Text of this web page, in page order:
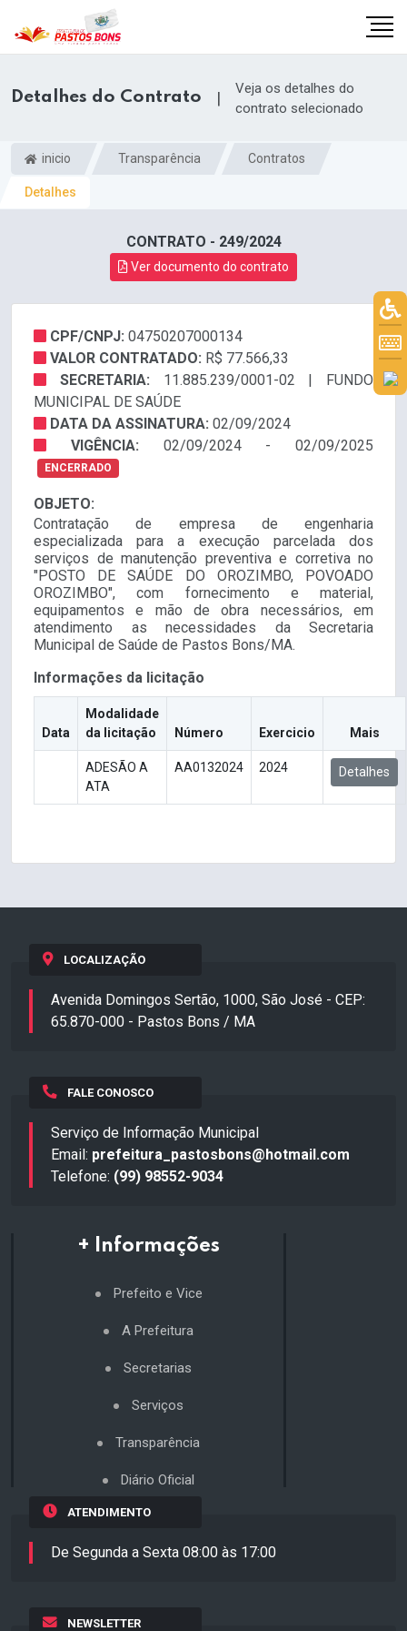
Detalhes do Contrato |
Veja os detalhes do
contrato selecionado
inicio Transparência Contratos
Detalhes
CONTRATO - 249/2024
Ver documento do contrato
CPF/CNPJ: 04750207000134
VALOR CONTRATADO: R$ 77.566,33
SECRETARIA: 11.885.239/0001-02 | FUNDO
MUNICIPAL DE SAÚDE
DATA DA ASSINATURA: 02/09/2024
VIGÊNCIA: 02/09/2024 - 02/09/2025
ENCERRADO
OBJETO:
Contratação de empresa de engenharia
especializada para a execução parcelada dos
serviços de manutenção preventiva e corretiva no
"POSTO DE SAÚDE DO OROZIMBO, POVOADO
OROZIMBO", com fornecimento e material,
equipamentos e mão de obra necessários, em
atendimento as necessidades da Secretaria
Municipal de Saúde de Pastos Bons/MA.
Informações da licitação
Data
Modalidade
da licitação
Número Exercicio Mais
ADESÃO A
ATA
AA0132024 2024 Detalhes
LOCALIZAÇÃO
Avenida Domingos Sertão, 1000, São José - CEP:
65.870-000 - Pastos Bons / MA
FALE CONOSCO
Serviço de Informação Municipal
Email: prefeitura_pastosbons@hotmail.com
Telefone: (99) 98552-9034
+ Informações
Prefeito e Vice
A Prefeitura
Secretarias
Serviços
Transparência
Diário Oficial
ATENDIMENTO
De Segunda a Sexta 08:00 às 17:00
NEWSLETTER